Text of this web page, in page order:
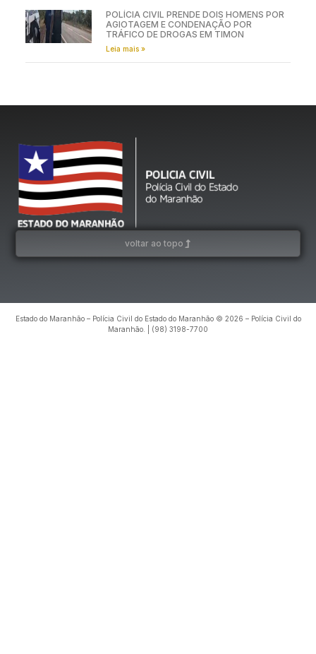
POLÍCIA CIVIL PRENDE DOIS HOMENS POR
AGIOTAGEM E CONDENAÇÃO POR
TRÁFICO DE DROGAS EM TIMON
Leia mais »
voltar ao topo
Estado do Maranhão – Polícia Civil do Estado do Maranhão © 2026 – Polícia Civil do
Maranhão. | (98) 3198-7700